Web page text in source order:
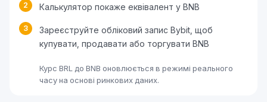
2 Калькулятор покаже еквівалент у BNB
3
Зареєструйте обліковий запис Bybit, щоб
купувати, продавати або торгувати BNB
Курс BRL до BNB оновлюється в режимі реального
часу на основі ринкових даних.